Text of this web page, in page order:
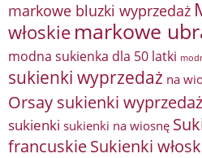
markowe bluzki wyprzedaż
włoskie markowe
modna sukienka dla 50 latki
sukienki wyprzedaż na
Orsay sukienki wyprzedaż
sukienki sukienki na wiosnę
francuskieSukienki